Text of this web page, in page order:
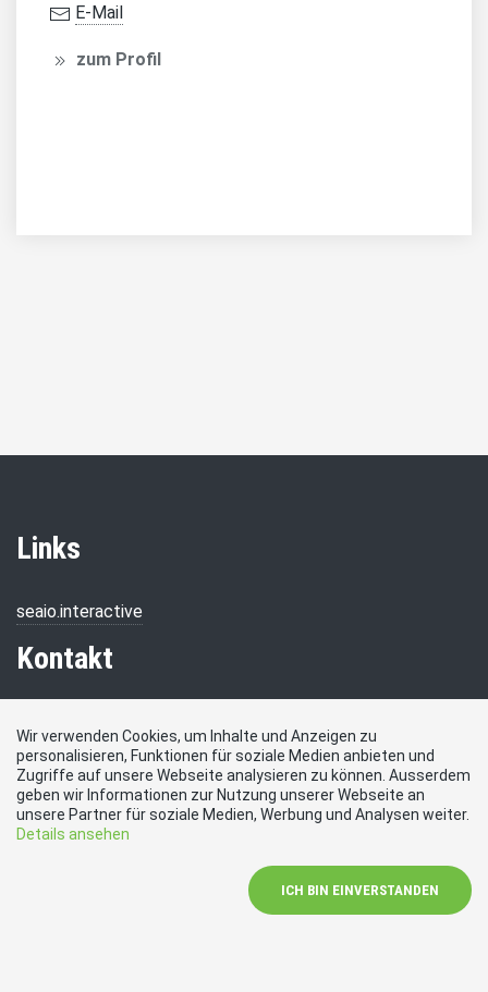
E-Mail
zum Profil
Links
seaio.interactive
Kontakt
E-Mail
info@svpstadtolten.ch
Social Media
Wir verwenden Cookies, um Inhalte und Anzeigen zu
personalisieren, Funktionen für soziale Medien anbieten und
Zugriffe auf unsere Webseite analysieren zu können. Ausserdem
geben wir Informationen zur Nutzung unserer Webseite an
unsere Partner für soziale Medien, Werbung und Analysen weiter.
Details ansehen
ICH BIN EINVERSTANDEN